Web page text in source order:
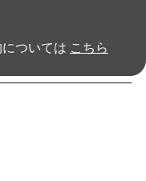
ついては こちら